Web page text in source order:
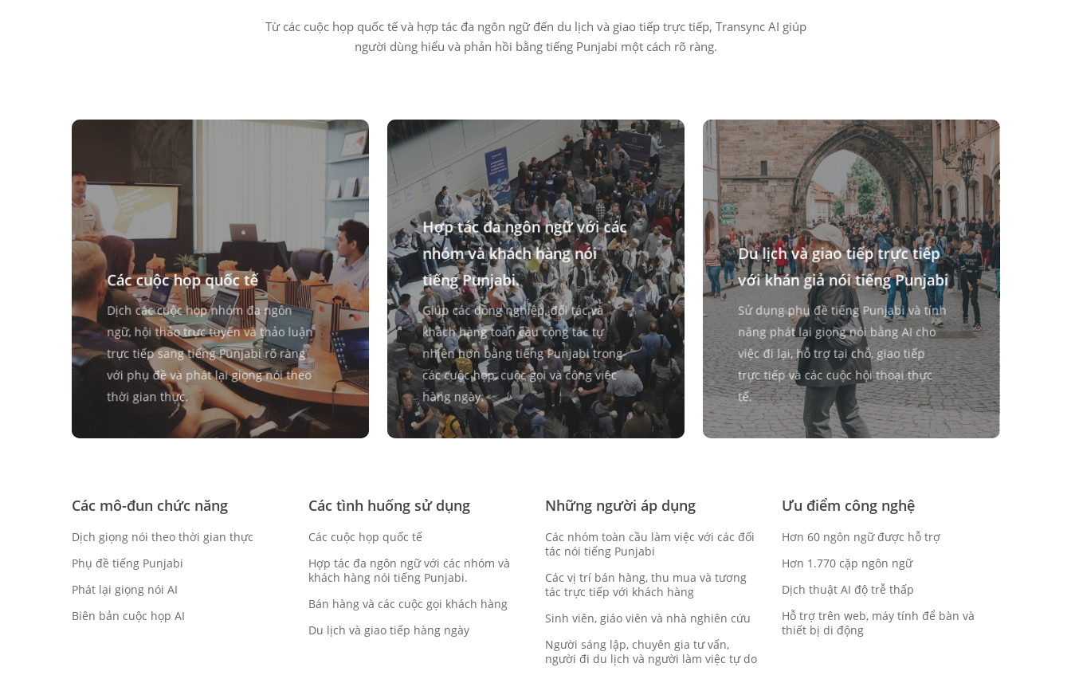
Từ các cuộc họp quốc tế và hợp tác đa ngôn ngữ đến du lịch và giao tiếp trực tiếp, Transync AI giúp
người dùng hiểu và phản hồi bằng tiếng Punjabi một cách rõ ràng.
Các cuộc họp quốc tế
Dịch các cuộc họp nhóm đa ngôn
ngữ, hội thảo trực tuyến và thảo luận
trực tiếp sang tiếng Punjabi rõ ràng
với phụ đề và phát lại giọng nói theo
thời gian thực.
Hợp tác đa ngôn ngữ với các
nhóm và khách hàng nói
tiếng Punjabi.
Giúp các đồng nghiệp, đối tác và
khách hàng toàn cầu cộng tác tự
nhiên hơn bằng tiếng Punjabi trong
các cuộc họp, cuộc gọi và công việc
hàng ngày.
Du lịch và giao tiếp trực tiếp
với khán giả nói tiếng Punjabi
Sử dụng phụ đề tiếng Punjabi và tính
năng phát lại giọng nói bằng AI cho
việc đi lại, hỗ trợ tại chỗ, giao tiếp
trực tiếp và các cuộc hội thoại thực
tế.
Các mô-đun chức năng
Dịch giọng nói theo thời gian thực
Phụ đề tiếng Punjabi
Phát lại giọng nói AI
Biên bản cuộc họp AI
Các tình huống sử dụng
Các cuộc họp quốc tế
Hợp tác đa ngôn ngữ với các nhóm và
khách hàng nói tiếng Punjabi.
Bán hàng và các cuộc gọi khách hàng
Du lịch và giao tiếp hàng ngày
Những người áp dụng
Các nhóm toàn cầu làm việc với các đối
tác nói tiếng Punjabi
Các vị trí bán hàng, thu mua và tương
tác trực tiếp với khách hàng
Sinh viên, giáo viên và nhà nghiên cứu
Người sáng lập, chuyên gia tư vấn,
người đi du lịch và người làm việc tự do
Ưu điểm công nghệ
Hơn 60 ngôn ngữ được hỗ trợ
Hơn 1.770 cặp ngôn ngữ
Dịch thuật AI độ trễ thấp
Hỗ trợ trên web, máy tính để bàn và
thiết bị di động